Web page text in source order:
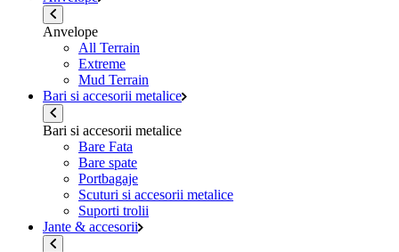
Anvelope
All Terrain
Extreme
Mud Terrain
Bari si accesorii metalice
Bari si accesorii metalice
Bare Fata
Bare spate
Portbagaje
Scuturi si accesorii metalice
Suporti trolii
Jante & accesorii